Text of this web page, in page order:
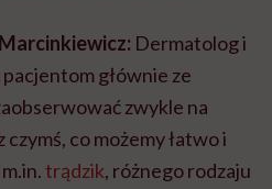
Dermatolog i
głównie ze
zwykle na
co możemy łatwo i
trądzik, różnego rodzaju